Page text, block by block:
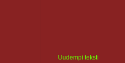
Uudempi teksti